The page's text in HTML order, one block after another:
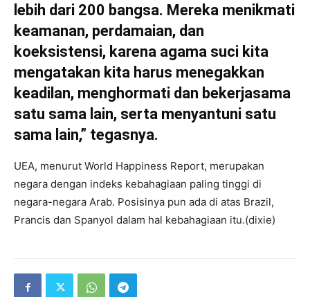
lebih dari 200 bangsa. Mereka menikmati
keamanan, perdamaian, dan
koeksistensi, karena agama suci kita
mengatakan kita harus menegakkan
keadilan, menghormati dan bekerjasama
satu sama lain, serta menyantuni satu
sama lain,” tegasnya.
UEA, menurut World Happiness Report, merupakan
negara dengan indeks kebahagiaan paling tinggi di
negara-negara Arab. Posisinya pun ada di atas Brazil,
Prancis dan Spanyol dalam hal kebahagiaan itu.(dixie)